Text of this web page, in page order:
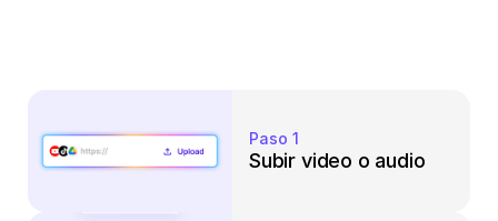
Paso 1
Subir video o audio